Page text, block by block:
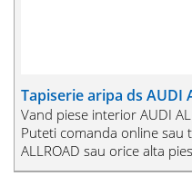
Tapiserie aripa ds AUDI
Vand piese interior AUDI
Puteti comanda online sau
ALLROAD sau orice alta